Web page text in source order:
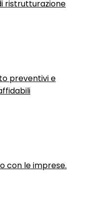
ristrutturazione
preventivi e
con le imprese.